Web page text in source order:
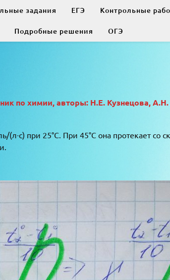
задания ЕГЭ Контрольные
Подробные решения ОГЭ
по химии, авторы: Н.Е. Кузнецова, А.Н.
при 25°C. При 45°C она протекает со